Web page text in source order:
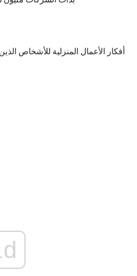
6 أفكار الأعمال المنزلية للأشخاص